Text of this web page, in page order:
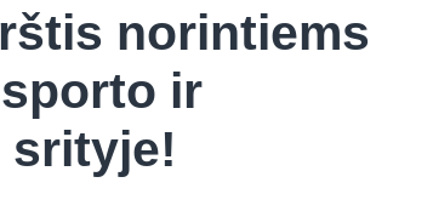
norintiems
ir
srityje!